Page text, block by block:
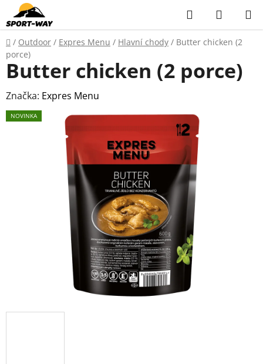
Přejít
na
obsah
Hledat
KOŠÍK
Domů
/ Outdoor / Expres Menu / Hlavní chody / Butter chicken (2
porce)
Butter chicken (2 porce)
Značka: Expres Menu
NOVINKA